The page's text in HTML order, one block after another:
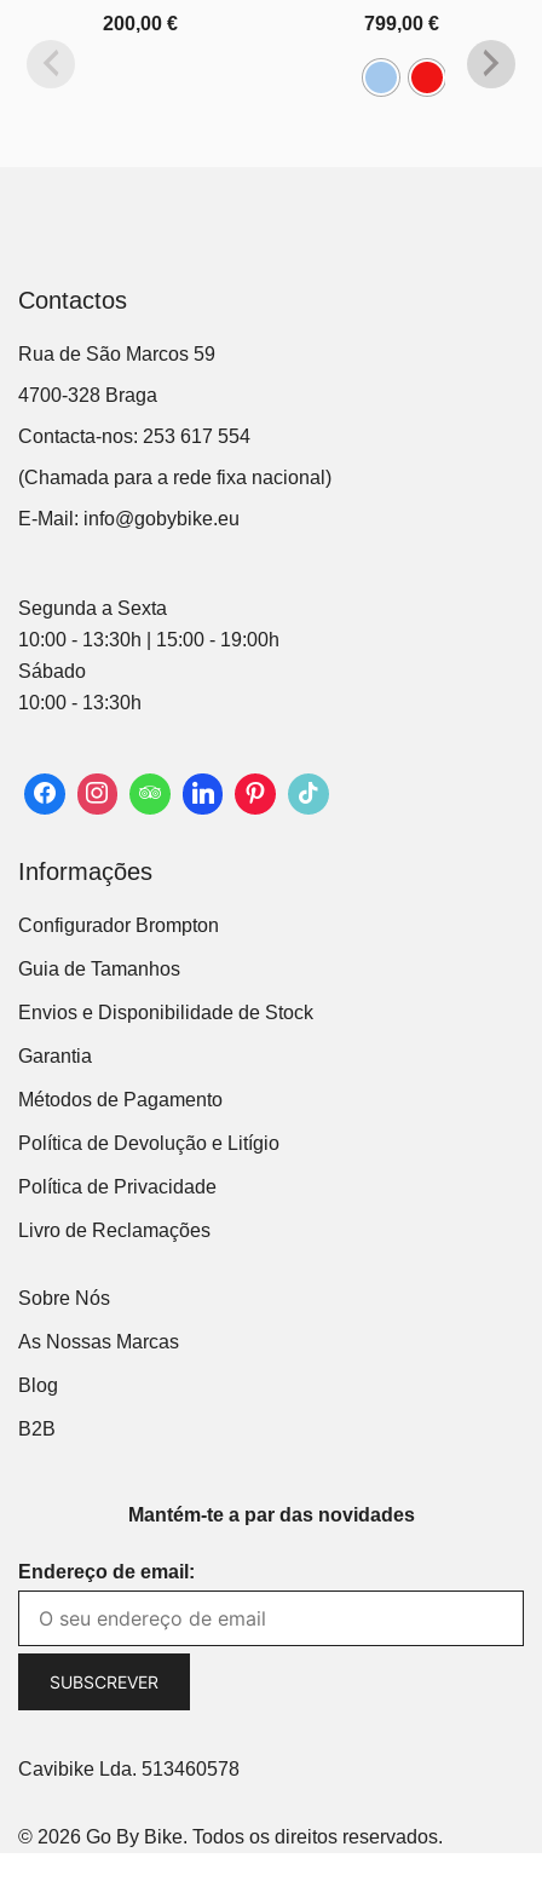
200,00 €
799,00€
Contactos
Rua de São Marcos 59
4700-328 Braga
Contacta-nos: 253 617 554
(Chamada para a rede fixa nacional)
E-Mail: info@gobybike.eu
Segunda a Sexta
10:00 - 13:30h | 15:00 - 19:00h
Sábado
10:00 - 13:30h
Informações
Configurador Brompton
Guia de Tamanhos
Envios e Disponibilidade de Stock
Garantia
Métodos de Pagamento
Política de Devolução e Litígio
Política de Privacidade
Livro de Reclamações
Sobre Nós
As Nossas Marcas
Blog
B2B
Mantém-te a par das novidades
Endereço de email:
Cavibike Lda. 513460578
© 2026 Go By Bike. Todos os direitos reservados.